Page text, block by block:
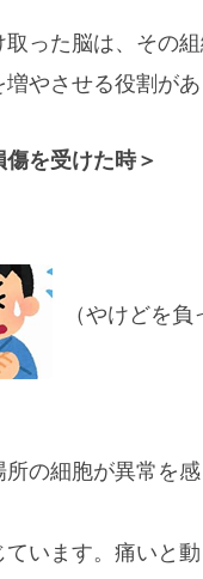
った脳は、その
やさせる役割があ
傷を受けた時＞
（やけどを
の細胞が異常を
ています。痛いと